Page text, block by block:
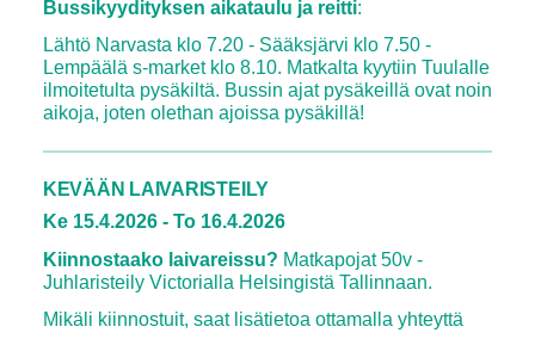
Bussikyydityksen aikataulu ja reitti:
Lähtö Narvasta klo 7.20 - Sääksjärvi klo 7.50 -
Lempäälä s-market klo 8.10. Matkalta kyytiin Tuulalle
ilmoitetulta pysäkiltä. Bussin ajat pysäkeillä ovat noin
aikoja, joten olethan ajoissa pysäkillä!
KEVÄÄN LAIVARISTEILY
Ke 15.4.2026 - To 16.4.2026
Kiinnostaako laivareissu? Matkapojat 50v -
Juhlaristeily Victorialla Helsingistä Tallinnaan.
Mikäli kiinnostuit, saat lisätietoa ottamalla yhteyttä